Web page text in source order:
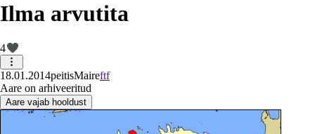
Ilma arvutita
4
18.01.2014peitisMaireftf
Aare on arhiveeritud
Aare vajab hooldust